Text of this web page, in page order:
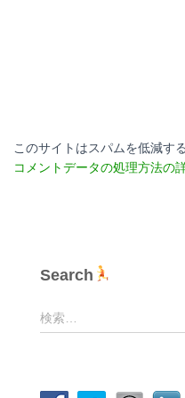
このサイトはスパムを低減す
コメントデータの処理方法の
Search
検
索
検索…